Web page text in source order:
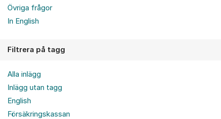
Övriga frågor
In English
Filtrera på tagg
Alla inlägg
Inlägg utan tagg
English
Försäkringskassan